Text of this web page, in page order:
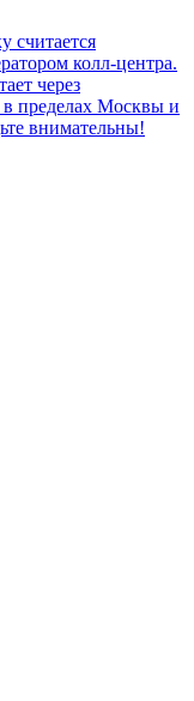
считается
колл-центра.
через
в пределах Москвы и
внимательны!